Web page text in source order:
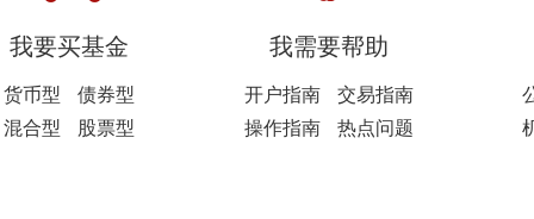
我要买基金
货币型
债券型
混合型
股票型
我需要帮助
开户指南
交易指南
操作指南
热点问题